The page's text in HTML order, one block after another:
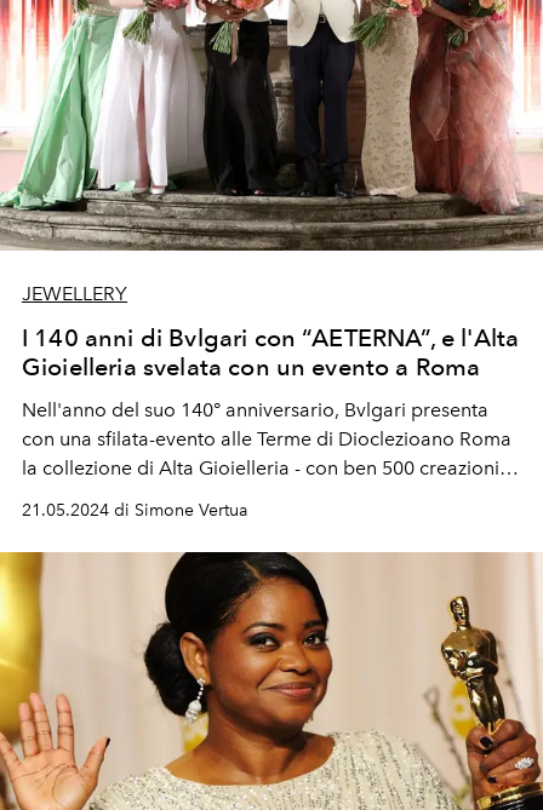
JEWELLERY
I 140 anni di Bvlgari con “AETERNA”, e l'Alta
Gioielleria svelata con un evento a Roma
Nell'anno del suo 140° anniversario, Bvlgari presenta
con una sfilata-evento alle Terme di Dioclezioano Roma
la collezione di Alta Gioielleria - con ben 500 creazioni
esclusive - l'Alta Orologeria, le borse High-End e le
Anne Hathaway, Priyanka Chopra Jonas, Liu Yifei, Shu
Qi, Hikari Mori e Alessandro Gassman, tra gli ospiti c'era
anche Isabella Rossellini ed Elisa che ha acceso la serata
con un concerto speciale.
21.05.2024 di Simone Vertua